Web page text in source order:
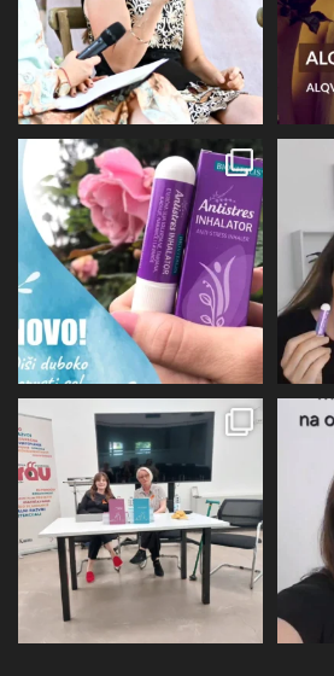
Evo malo detaljnije o mirisu i
limbičkom sustavu,...
12 0
U subotu zahvaljujući Društvu
oboljelih od
26 1